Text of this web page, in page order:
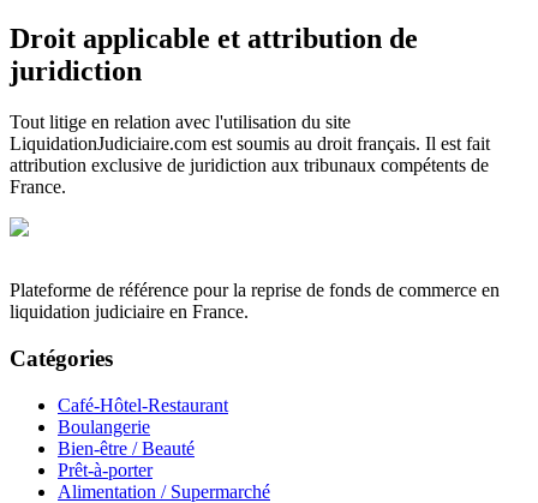
Droit applicable et attribution de
juridiction
Tout litige en relation avec l'utilisation du site
LiquidationJudiciaire.com est soumis au droit français. Il est fait
attribution exclusive de juridiction aux tribunaux compétents de
France.
Plateforme de référence pour la reprise de fonds de commerce en
liquidation judiciaire en France.
Catégories
Café-Hôtel-Restaurant
Boulangerie
Bien-être / Beauté
Prêt-à-porter
Alimentation / Supermarché